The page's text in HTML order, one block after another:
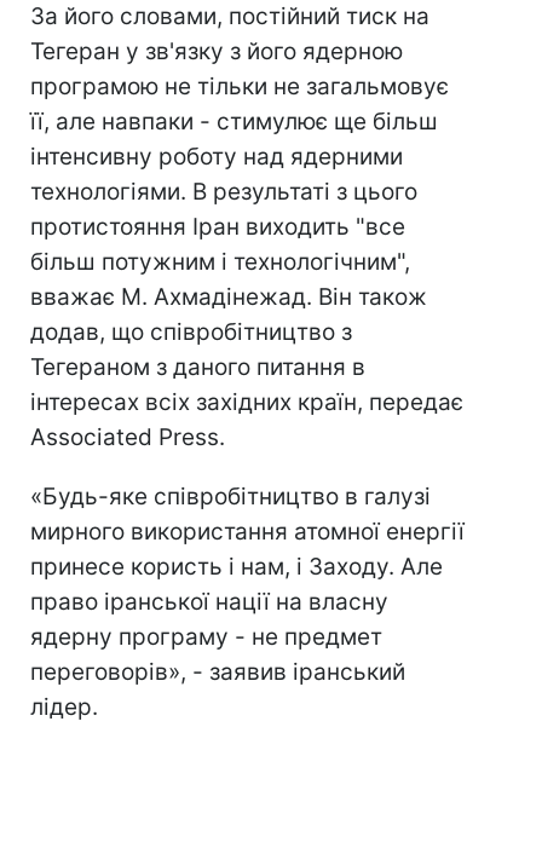
За його словами, постійний тиск на
Тегеран у зв'язку з його ядерною
програмою не тільки не загальмовує
її, але навпаки - стимулює ще більш
інтенсивну роботу над ядерними
технологіями. В результаті з цього
протистояння Іран виходить "все
більш потужним і технологічним",
вважає М. Ахмадінежад. Він також
додав, що співробітництво з
Тегераном з даного питання в
інтересах всіх західних країн, передає
Associated Press.
«Будь-яке співробітництво в галузі
мирного використання атомної енергії
принесе користь і нам, і Заходу. Але
право іранської нації на власну
ядерну програму - не предмет
переговорів», - заявив іранський
лідер.